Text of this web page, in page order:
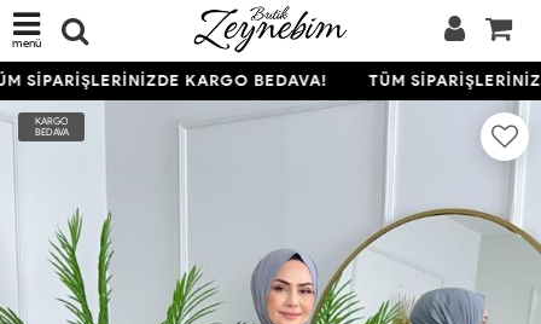
menü
SİPARİŞLERİNİZDE KARGO BEDAVA! TÜM
KARGO
BEDAVA